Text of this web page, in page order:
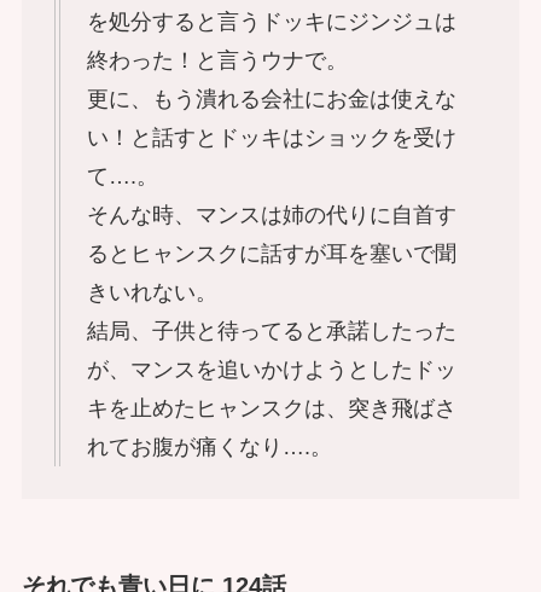
を処分すると言うドッキにジンジュは
終わった！と言うウナで。
更に、もう潰れる会社にお金は使えな
い！と話すとドッキはショックを受け
て….。
そんな時、マンスは姉の代りに自首す
るとヒャンスクに話すが耳を塞いで聞
きいれない。
結局、子供と待ってると承諾したった
が、マンスを追いかけようとしたドッ
キを止めたヒャンスクは、突き飛ばさ
れてお腹が痛くなり….。
それでも青い日に 124話